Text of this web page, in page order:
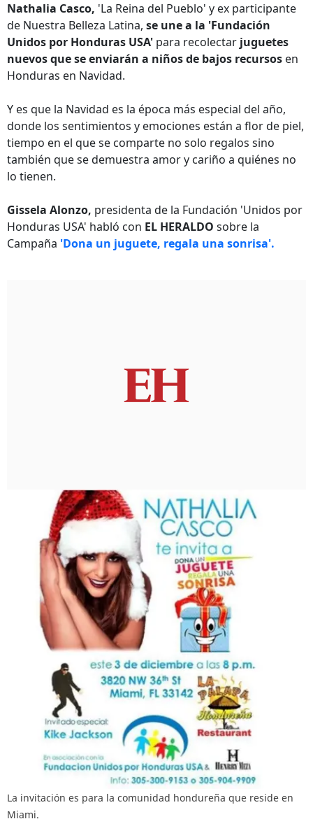
Nathalia Casco, 'La Reina del Pueblo' y ex participante
de Nuestra Belleza Latina, se une a la 'Fundación
Unidos por Honduras USA' para recolectar juguetes
nuevos que se enviarán a niños de bajos recursos en
Honduras en Navidad.
Y es que la Navidad es la época más especial del año,
donde los sentimientos y emociones están a flor de piel,
tiempo en el que se comparte no solo regalos sino
también que se demuestra amor y cariño a quiénes no
lo tienen.
Gissela Alonzo, presidenta de la Fundación 'Unidos por
Honduras USA' habló con EL HERALDO sobre la
Campaña 'Dona un juguete, regala una sonrisa'.
La invitación es para la comunidad hondureña que reside en
Miami.